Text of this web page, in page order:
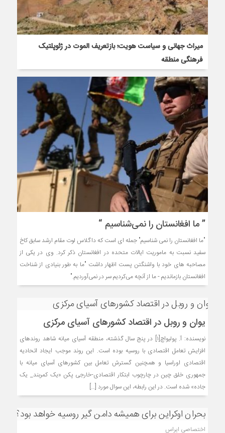
میراث جهانی و سیاست هویت؛ بازتعریف الموت در ژئوپلتیک
فرهنگی منطقه
” ما افغانستان را نمی‌شناسیم “
"ما افغانستان را نمی شناسیم" جمله ای است که داگلاس لوت مقام ارشد سابق کاخ
سفید نسبت به ماموریت ایالات متحده در افغانستان ذکر کرد. وی در یکی از
مصاحبه های خود با واشنگتن پست اظهار داشت "ما به طور بنیادی از شناخت
افغانستان بازماندیم - ما از آنچه می‌کردیم سر در نمی‌آوردیم."
یوان و روبل در اقتصاد کشورهای آسیای مرکزی
نویسنده: آ. پولیواچ[۱] در پنج سال گذشته، منطقه آسیای میانه شاهد روندهای
افزایش تعامل اقتصادی با روسیه بوده است. این روند موجب ایجاد اتحادیه
اقتصادی اوراسیا و همچنین گسترش تعامل بین کشورهای آسیای میانه با
جمهوری خلق چین در چارچوب ابتکار اقتصادی-خارجی پکن «یک کمربند_ یک
جاده» شده است. در این رابطه، این سوال مورد […]
اختصاصی ایراس